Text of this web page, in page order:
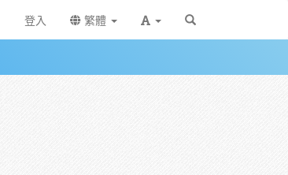
登入 繁體